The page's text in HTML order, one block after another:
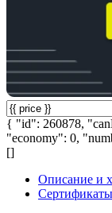
{ "id": 260878,
"economy": 0,
[]
Описание и
Сертификаты